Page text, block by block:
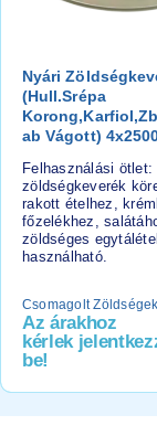
Nyári
(hull.srépa
Ab Vágott)
Felhasználási ötlet:
zöldségkeverék
rakott ételhez,
főzelékhez,
zöldséges
használható.
Csomagolt Zöldségek
Az árakhoz
kérlek
be!